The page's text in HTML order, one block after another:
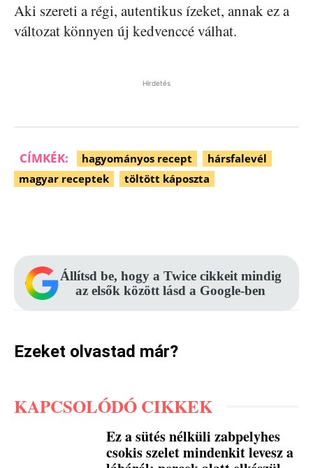
Aki szereti a régi, autentikus ízeket, annak ez a
változat könnyen új kedvenccé válhat.
Hirdetés
CÍMKÉK: hagyományos recept
hársfalevél
magyar receptek
töltött káposzta
Állítsd be, hogy a Twice cikkeit mindig
az elsők között lásd a Google-ben
Ezeket olvastad már?
KAPCSOLÓDÓ CIKKEK
Ez a sütés nélküli zabpelyhes
csokis szelet mindenkit levesz a